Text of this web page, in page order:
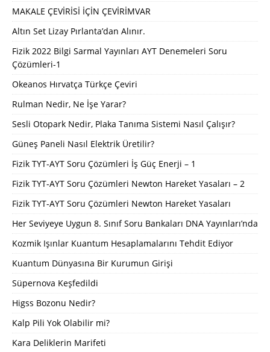
MAKALE ÇEVİRİSİ İÇİN ÇEVİRİMVAR
Altın Set Lizay Pırlanta’dan Alınır.
Fizik 2022 Bilgi Sarmal Yayınları AYT Denemeleri Soru
Çözümleri-1
Okeanos Hırvatça Türkçe Çeviri
Rulman Nedir, Ne İşe Yarar?
Sesli Otopark Nedir, Plaka Tanıma Sistemi Nasıl Çalışır?
Güneş Paneli Nasıl Elektrik Üretilir?
Fizik TYT-AYT Soru Çözümleri İş Güç Enerji – 1
Fizik TYT-AYT Soru Çözümleri Newton Hareket Yasaları – 2
Fizik TYT-AYT Soru Çözümleri Newton Hareket Yasaları
Her Seviyeye Uygun 8. Sınıf Soru Bankaları DNA Yayınları’nda
Kozmik Işınlar Kuantum Hesaplamalarını Tehdit Ediyor
Kuantum Dünyasına Bir Kurumun Girişi
Süpernova Keşfedildi
Higss Bozonu Nedir?
Kalp Pili Yok Olabilir mi?
Kara Deliklerin Marifeti